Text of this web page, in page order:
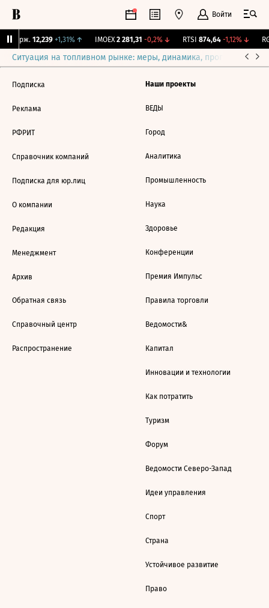
Войти
Бирж. 12,239 +1,31%↑ IMOEX 2 281,31 -0,2%↓ RTSI 874,64 -1,12%↓
Ситуация на топливном рынке: меры, динамика, прогнозы
Подписка
Реклама
РФРИТ
Справочник компаний
Подписка для юр.лиц
О компании
Редакция
Менеджмент
Архив
Обратная связь
Справочный центр
Распространение
Наши проекты
ВЕДЫ
Город
Аналитика
Промышленность
Наука
Здоровье
Конференции
Премия Импульс
Правила торговли
Ведомости&
Капитал
Инновации и технологии
Как потратить
Туризм
Форум
Ведомости Северо-Запад
Идеи управления
Спорт
Страна
Устойчивое развитие
Право